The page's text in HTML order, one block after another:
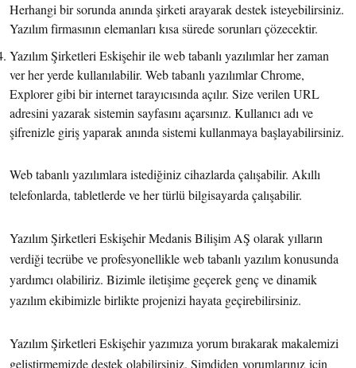
Herhangi bir sorunda anında şirketi arayarak destek isteyebilirsiniz.
Yazılım firmasının elemanları kısa sürede sorunları çözecektir.
Yazılım Şirketleri Eskişehir ile web tabanlı yazılımlar her zaman
ver her yerde kullanılabilir. Web tabanlı yazılımlar Chrome,
Explorer gibi bir internet tarayıcısında açılır. Size verilen URL
adresini yazarak sistemin sayfasını açarsınız. Kullanıcı adı ve
şifrenizle giriş yaparak anında sistemi kullanmaya başlayabilirsiniz.
Web tabanlı yazılımlara istediğiniz cihazlarda çalışabilir. Akıllı
telefonlarda, tabletlerde ve her türlü bilgisayarda çalışabilir.
Yazılım Şirketleri Eskişehir Medanis Bilişim AŞ olarak yılların
verdiği tecrübe ve profesyonellikle web tabanlı yazılım konusunda
yardımcı olabiliriz. Bizimle iletişime geçerek genç ve dinamik
yazılım ekibimizle birlikte projenizi hayata geçirebilirsiniz.
Yazılım Şirketleri Eskişehir yazımıza yorum bırakarak makalemizi
geliştirmemizde destek olabilirsiniz. Şimdiden yorumlarınız için